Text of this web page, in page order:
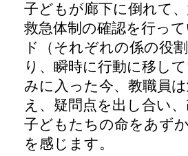
子どもが廊下に倒れて
救急体制の確認を行っ
ド（それぞれの係の役
り、瞬時に行動に移し
みに入った今、教職員
え、疑問点を出し合い
子どもたちの命をあず
を感じます。